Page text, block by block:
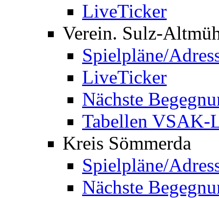
LiveTicker
Verein. Sulz-
Spielpläne/
LiveTicker
Nächste
Tabellen VSAK-
Kreis Sömmerda
Spielpläne/
Nächste